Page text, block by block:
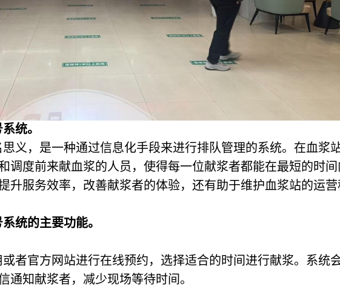
统。
义，是一种通过信息化手段来进行排队管理的系统。在血浆
调度前来献血浆的人员，使得每一位献浆者都能在最短的时间
升服务效率，改善献浆者的体验，还有助于维护血浆站的运营
系统的主要功能。
者官方网站进行在线预约，选择适合的时间进行献浆。系统
通知献浆者，减少现场等待时间。